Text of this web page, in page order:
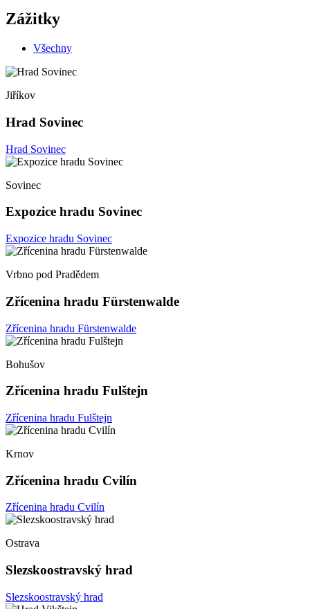
Zážitky
Všechny
Jiříkov
Hrad Sovinec
Hrad Sovinec
Sovinec
Expozice hradu Sovinec
Expozice hradu Sovinec
Vrbno pod Pradědem
Zřícenina hradu Fürstenwalde
Zřícenina hradu Fürstenwalde
Bohušov
Zřícenina hradu Fulštejn
Zřícenina hradu Fulštejn
Krnov
Zřícenina hradu Cvilín
Zřícenina hradu Cvilín
Ostrava
Slezskoostravský hrad
Slezskoostravský hrad